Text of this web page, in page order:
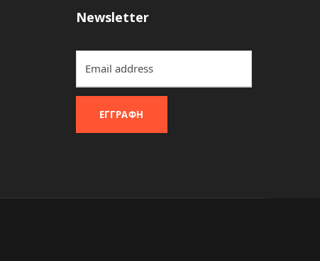
Newsletter
ΕΓΓΡΑΦΉ